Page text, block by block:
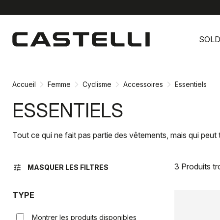
contenu
Accueil Femme Cyclisme Accessoires Essentiels
ESSENTIELS
Tout ce qui ne fait pas partie des vêtements, mais qui peut
tune MASQUER LES FILTRES 3 Produits
TYPE
Montrer les produits disponibles